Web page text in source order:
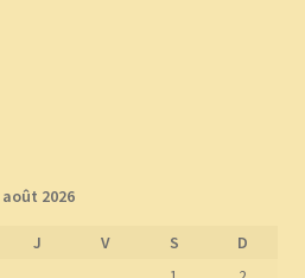
août 2026
J V S
D